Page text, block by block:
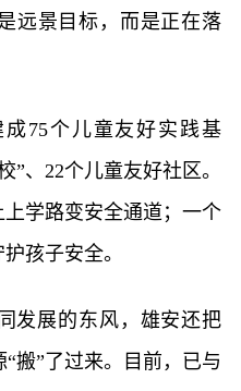
景目标，而是正在落
75个儿童友好实践基
”、22个儿童友好社区。
学路变安全通道；一个
孩子安全。
发展的东风，雄安还把
搬”了过来。目前，已与